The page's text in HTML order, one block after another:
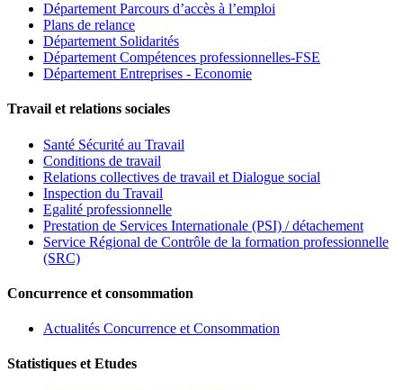
Département Parcours d’accès à l’emploi
Plans de relance
Département Solidarités
Département Compétences professionnelles-FSE
Département Entreprises - Economie
Travail et relations sociales
Santé Sécurité au Travail
Conditions de travail
Relations collectives de travail et Dialogue social
Inspection du Travail
Egalité professionnelle
Prestation de Services Internationale (PSI) / détachement
Service Régional de Contrôle de la formation professionnelle
(SRC)
Concurrence et consommation
Actualités Concurrence et Consommation
Statistiques et Etudes